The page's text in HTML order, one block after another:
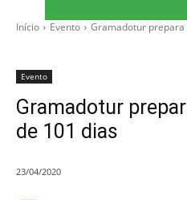
Início Evento Gramadotur prepara
Evento
Gramadotur
de 101 dias
23/04/2020